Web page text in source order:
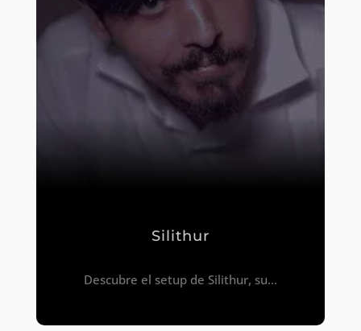
Silithur
Descubre el setup de Silithur, su...